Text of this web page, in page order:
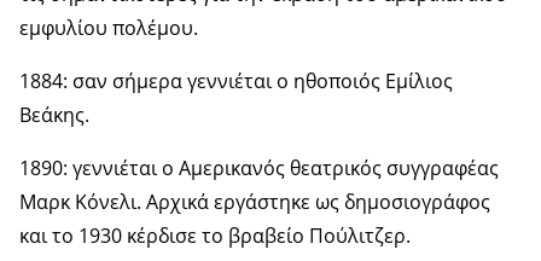
εμφυλίου πολέμου.
1884: σαν σήμερα γεννιέται ο ηθοποιός Εμίλιος
Βεάκης.
1890: γεννιέται ο Αμερικανός θεατρικός συγγραφέας
Μαρκ Κόνελι. Αρχικά εργάστηκε ως δημοσιογράφος
και το 1930 κέρδισε το βραβείο Πούλιτζερ.